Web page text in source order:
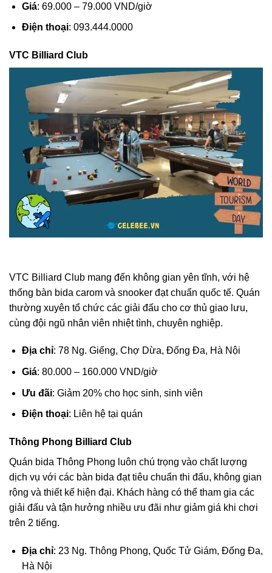
Giá: 69.000 – 79.000 VND/giờ
Điện thoại: 093.444.0000
VTC Billiard Club
VTC Billiard Club mang đến không gian yên tĩnh, với hệ
thống bàn bida carom và snooker đạt chuẩn quốc tế. Quán
thường xuyên tổ chức các giải đấu cho cơ thủ giao lưu,
cùng đội ngũ nhân viên nhiệt tình, chuyên nghiệp.
Địa chỉ: 78 Ng. Giếng, Chợ Dừa, Đống Đa, Hà Nội
Giá: 80.000 – 160.000 VND/giờ
Ưu đãi: Giảm 20% cho học sinh, sinh viên
Điện thoại: Liên hệ tại quán
Thông Phong Billiard Club
Quán bida Thông Phong luôn chú trọng vào chất lượng
dịch vụ với các bàn bida đạt tiêu chuẩn thi đấu, không gian
rộng và thiết kế hiện đại. Khách hàng có thể tham gia các
giải đấu và tận hưởng nhiều ưu đãi như giảm giá khi chơi
trên 2 tiếng.
Địa chỉ: 23 Ng. Thông Phong, Quốc Tử Giám, Đống Đa,
Hà Nội